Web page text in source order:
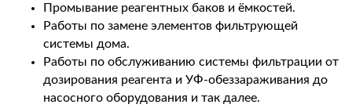
Промывание реагентных баков и ёмкостей.
Работы по замене элементов фильтрующей
системы дома.
Работы по обслуживанию системы фильтрации от
дозирования реагента и УФ-обеззараживания до
насосного оборудования и так далее.